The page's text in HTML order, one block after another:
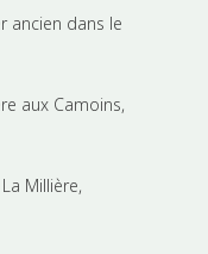
ancien dans le
aux Camoins,
Millière,